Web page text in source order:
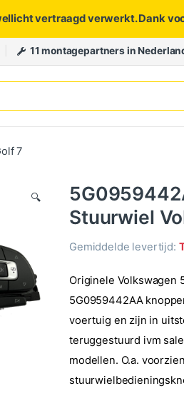
vertraagd verwerkt. Dank
11 montagepartners in
7
🔍
Stuurwiel
Gemiddelde levertijd:
Originele Volkswagen
5G0959442AA
voertuig en zijn in
teruggestuurd ivm
modellen. O.a.